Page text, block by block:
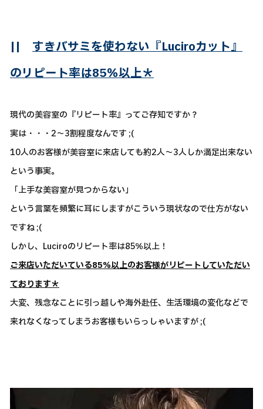
|| すきバサミを使わない『Luciroカット』
のリピート率は85％以上＊
現代の美容室の『リピート率』ってご存知ですか？
実は・・・2～3割程度なんです ;(
10人のお客様が美容室に来店しても約2人～3人しか満足出来ない
という事実。
「上手な美容室が見つからない」
という言葉を頻繁に耳にしますがこういう現状なので仕方がない
ですね ;(
しかし、Luciroのリピート率は85％以上！
ご来店いただいている85％以上のお客様がリピートしていただい
ております＊
大変、残念なことに引っ越しや海外赴任、生活環境の変化などで
来れなくなってしまうお客様もいらっしゃいますが ;(